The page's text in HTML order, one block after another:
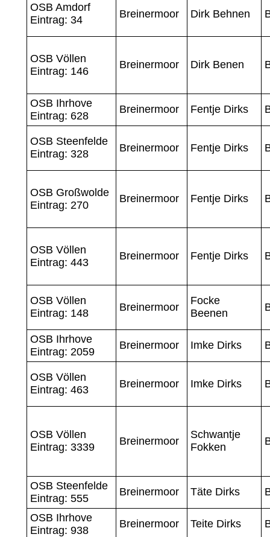
OSB Amdorf
Eintrag: 34
Breinermoor Dirk Behnen
OSB Völlen
Eintrag: 146
Breinermoor Dirk Benen
OSB Ihrhove
Eintrag: 628
Breinermoor Fentje Dirks
OSB Steenfelde
Eintrag: 328
Breinermoor Fentje Dirks
OSB Großwolde
Eintrag: 270
Breinermoor Fentje Dirks
OSB Völlen
Eintrag: 443
Breinermoor Fentje Dirks
OSB Völlen
Eintrag: 148
Breinermoor
Focke
Beenen
OSB Ihrhove
Eintrag: 2059
Breinermoor Imke Dirks
OSB Völlen
Eintrag: 463
Breinermoor Imke Dirks
OSB Völlen
Eintrag: 3339
Breinermoor
Schwantje
Fokken
OSB Steenfelde
Eintrag: 555
Breinermoor Täte Dirks
OSB Ihrhove
Eintrag: 938
Breinermoor Teite Dirks